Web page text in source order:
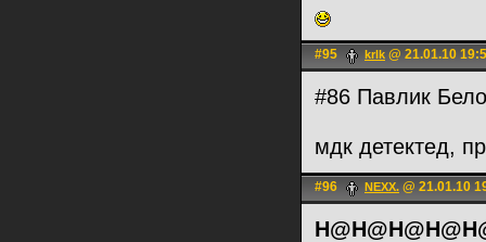
#95 krlk @ 21.01.10
#86 Павлик
мдк детектед,
#96 NEXX. @ 21.01.10